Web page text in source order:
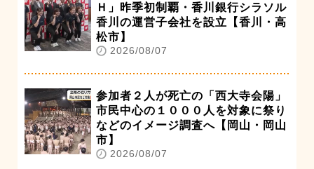
Ｈ」昨季初制覇・香川銀行シラソル
香川の運営子会社を設立【香川・高
松市】
2026/08/07
参加者２人が死亡の「西大寺会陽」
市民中心の１０００人を対象に祭り
などのイメージ調査へ【岡山・岡山
市】
2026/08/07